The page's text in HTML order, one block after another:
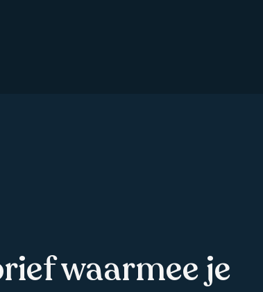
waarmee je